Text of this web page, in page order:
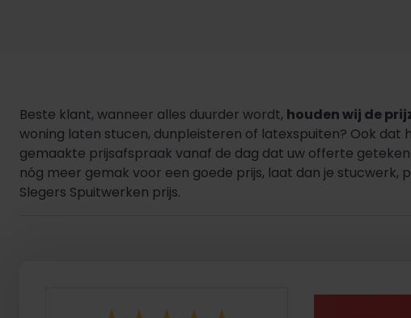
Beste klant, wanneer alles duurder wordt, houden wij de
woning laten stucen, dunpleisteren of latexspuiten? Ook dat
gemaakte prijsafspraak vanaf de dag dat uw offerte
nóg meer gemak voor een goede prijs, laat dan je
Slegers Spuitwerken prijs.